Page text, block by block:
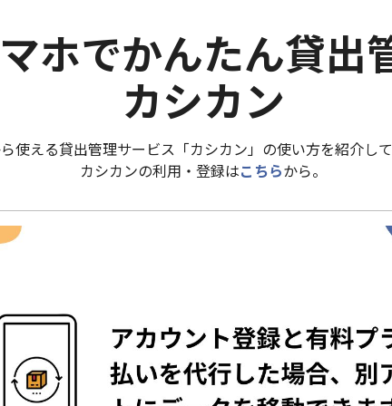
ホでかんたん貸出
カシカン
使える貸出管理サービス「カシカン」の使い方を紹介して
カシカンの利用・登録はこちらから。